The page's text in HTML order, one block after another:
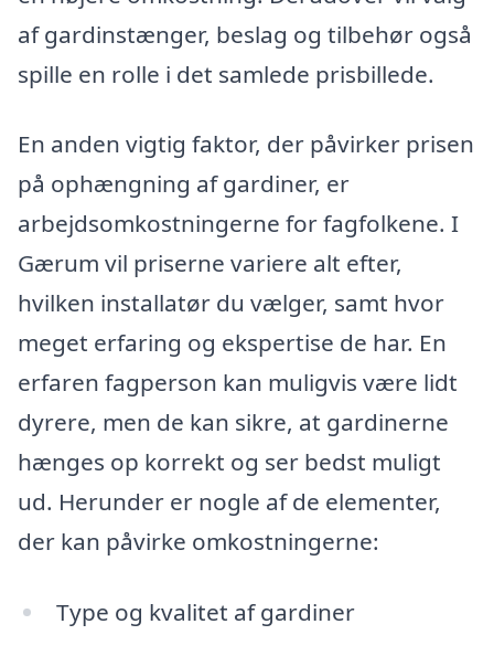
af gardinstænger, beslag og tilbehør også
spille en rolle i det samlede prisbillede.
En anden vigtig faktor, der påvirker prisen
på ophængning af gardiner, er
arbejdsomkostningerne for fagfolkene. I
Gærum vil priserne variere alt efter,
hvilken installatør du vælger, samt hvor
meget erfaring og ekspertise de har. En
erfaren fagperson kan muligvis være lidt
dyrere, men de kan sikre, at gardinerne
hænges op korrekt og ser bedst muligt
ud. Herunder er nogle af de elementer,
der kan påvirke omkostningerne:
Type og kvalitet af gardiner